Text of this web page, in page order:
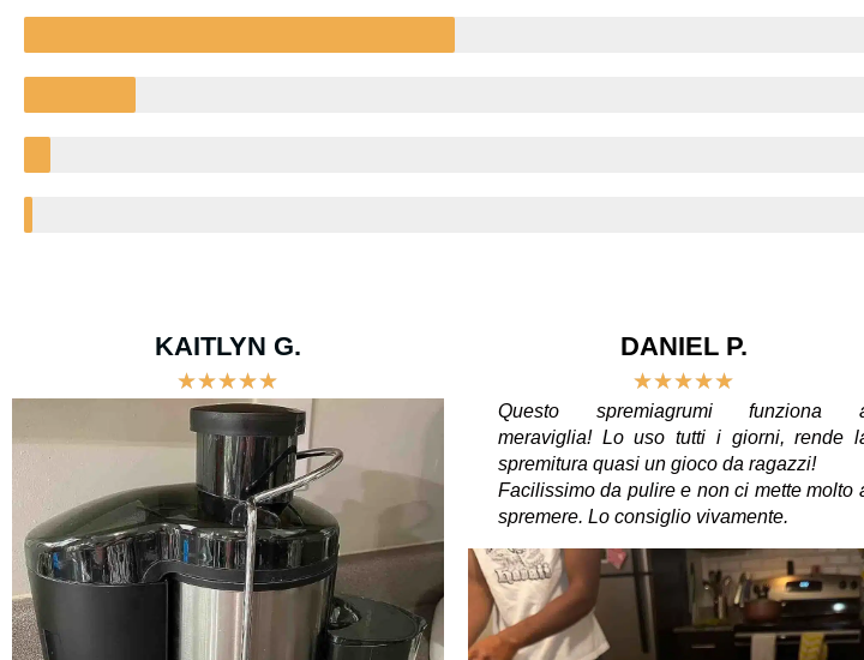
KAITLYN G.
★★★★★
DANIEL P.
★★★★★
Questo spremiagrumi funziona
meraviglia! Lo uso tutti i giorni, rende
spremitura quasi un gioco da ragazzi!
Facilissimo da pulire e non ci mette molto
spremere. Lo consiglio vivamente.